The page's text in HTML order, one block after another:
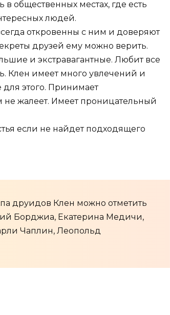
в общественных местах, где есть
людей.
откровенны с ним и доверяют
друзей ему можно верить.
и экстравагантные. Любит все
Клен имеет много увлечений и
для этого. Принимает
жалеет. Имеет проницательный
если не найдет подходящего
друидов Клен можно отметить
Борджиа, Екатерина Медичи,
Чаплин, Леопольд